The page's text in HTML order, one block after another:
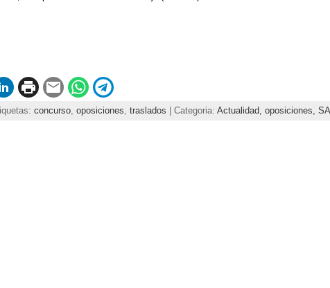
concurso, oposiciones traslados | Categoria: Actualidad, oposiciones,